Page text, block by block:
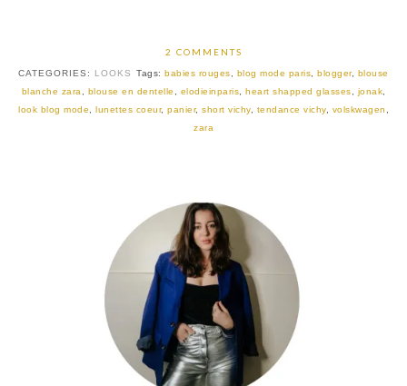
2 COMMENTS
CATEGORIES: LOOKS Tags: babies rouges, blog mode paris, blogger, blouse
blanche zara, blouse en dentelle , elodieinparis, heart shapped glasses, jonak,
look blog mode, lunettes coeur, panier, short vichy, tendance vichy, volskwagen ,
zara